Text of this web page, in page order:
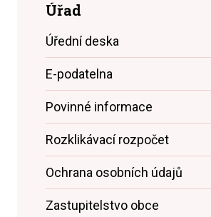
Úřad
Úřední deska
E-podatelna
Povinné informace
Rozklikávací rozpočet
Ochrana osobních údajů
Zastupitelstvo obce